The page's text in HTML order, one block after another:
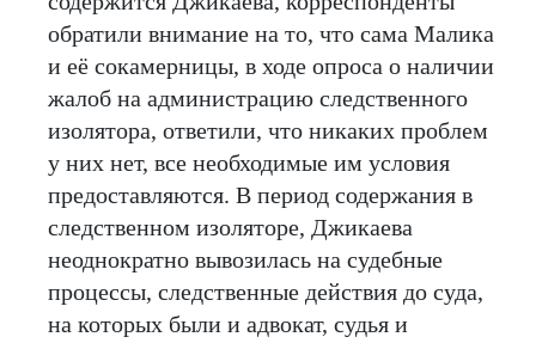
обратили внимание на то, что сама Малика
и её сокамерницы, в ходе опроса о наличии
жалоб на администрацию следственного
изолятора, ответили, что никаких проблем
у них нет, все необходимые им условия
предоставляются. В период содержания в
следственном изоляторе, Джикаева
неоднократно вывозилась на судебные
процессы, следственные действия до суда,
на которых были и адвокат, судья и